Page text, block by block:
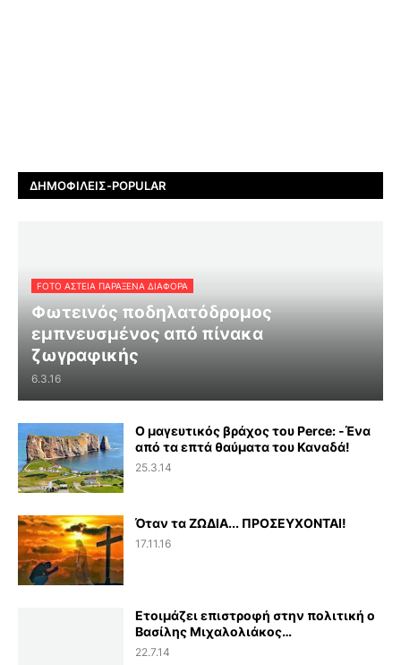
ΔΗΜΟΦΙΛΕΊΣ-POPULAR
FOTO ΑΣΤΕΙΑ ΠΑΡΑΞΕΝΑ ΔΙΑΦΟΡΑ
Φωτεινός ποδηλατόδρομος
εμπνευσμένος από πίνακα
ζωγραφικής
6.3.16
Ο μαγευτικός βράχος του Perce: -Ένα
από τα επτά θαύματα του Καναδά!
25.3.14
Όταν τα ΖΩΔΙΑ... ΠΡΟΣΕΥΧΟΝΤΑΙ!
17.11.16
Ετοιμάζει επιστροφή στην πολιτική ο
Βασίλης Μιχαλολιάκος…
22.7.14